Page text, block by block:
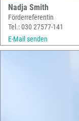
Nadja Smith
Förderreferentin
Tel.: 030 27577-141
E-Mail senden